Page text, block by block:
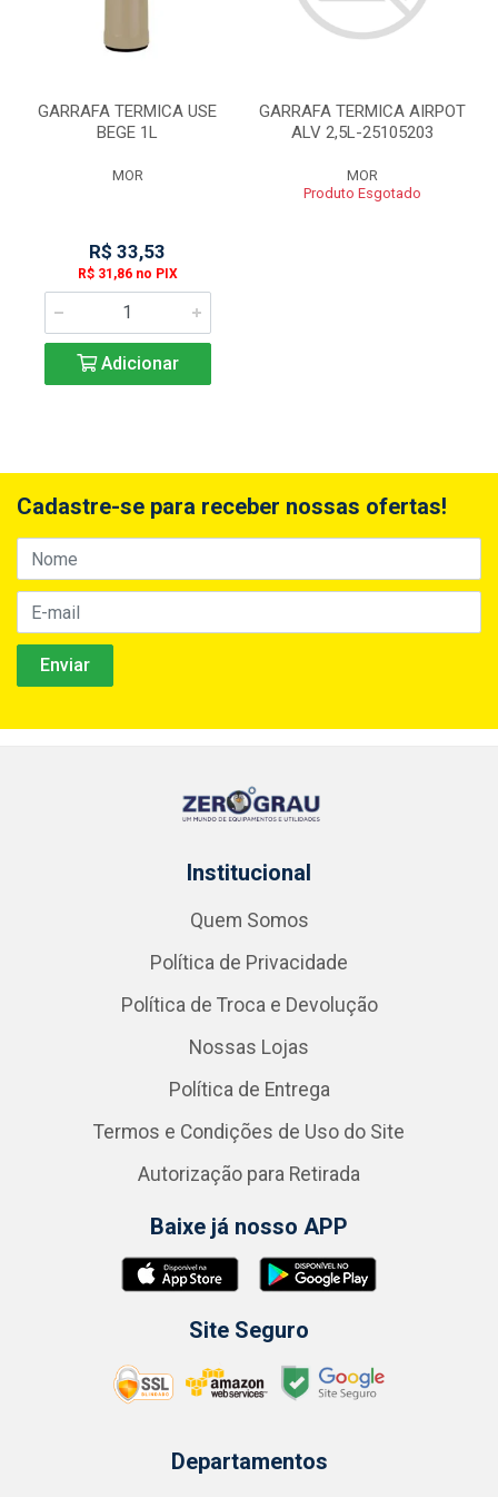
GARRAFA TERMICA USE
BEGE 1L
MOR
R$ 33,53
R$ 31,86 no PIX
Adicionar
GARRAFA TERMICA AIRPOT
ALV 2,5L-25105203
MOR
Produto Esgotado
Cadastre-se para receber nossas ofertas!
Institucional
Quem Somos
Política de Privacidade
Política de Troca e Devolução
Nossas Lojas
Política de Entrega
Termos e Condições de Uso do Site
Autorização para Retirada
Baixe já nosso APP
Site Seguro
Departamentos